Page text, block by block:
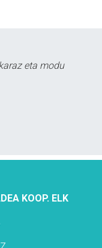
eta modu
KOOP. ELK